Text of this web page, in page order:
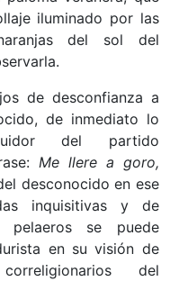
iluminado por las
del sol del
de desconfianza a
de inmediato lo
del partido
Me llere a goro,
desconocido en ese
inquisitivas y de
pelaeros se puede
en su visión de
del